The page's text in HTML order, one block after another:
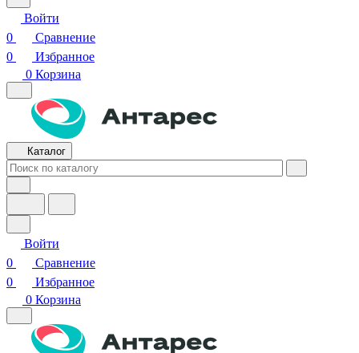
Войти
0
Сравнение
0
Избранное
0 Корзина
Каталог
Войти
0
Сравнение
0
Избранное
0 Корзина